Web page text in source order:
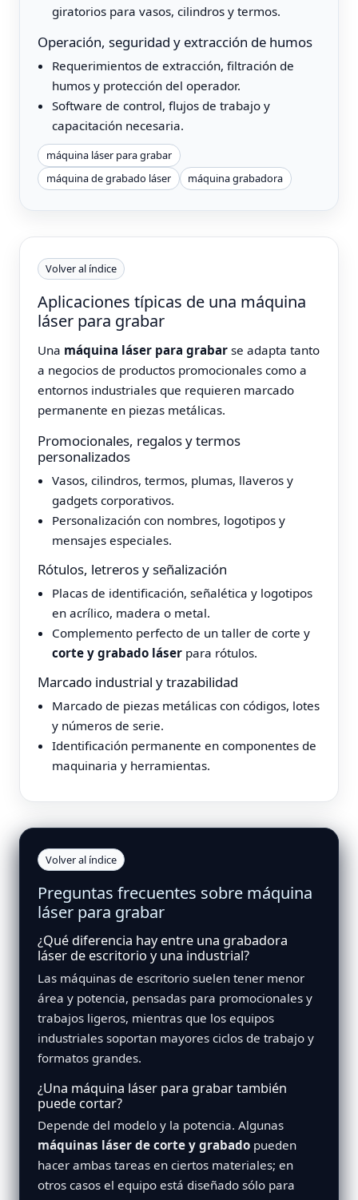
giratorios para vasos, cilindros y termos.
Operación, seguridad y extracción de humos
Requerimientos de extracción, filtración de
humos y protección del operador.
Software de control, flujos de trabajo y
capacitación necesaria.
máquina láser para grabar
máquina de grabado láser
máquina grabadora
Volver al índice
Aplicaciones típicas de una máquina
láser para grabar
Una máquina láser para grabar se adapta tanto
a negocios de productos promocionales como a
entornos industriales que requieren marcado
permanente en piezas metálicas.
Promocionales, regalos y termos
personalizados
Vasos, cilindros, termos, plumas, llaveros y
gadgets corporativos.
Personalización con nombres, logotipos y
mensajes especiales.
Rótulos, letreros y señalización
Placas de identificación, señalética y logotipos
en acrílico, madera o metal.
Complemento perfecto de un taller de corte y
corte y grabado láserpara rótulos.
Marcado industrial y trazabilidad
Marcado de piezas metálicas con códigos, lotes
y números de serie.
Identificación permanente en componentes de
maquinaria y herramientas.
Volver al índice
Preguntas frecuentes sobre máquina
láser para grabar
¿Qué diferencia hay entre una grabadora
láser de escritorio y una industrial?
Las máquinas de escritorio suelen tener menor
área y potencia, pensadas para promocionales y
trabajos ligeros, mientras que los equipos
industriales soportan mayores ciclos de trabajo y
formatos grandes.
¿Una máquina láser para grabar también
puede cortar?
Depende del modelo y la potencia. Algunas
máquinas láser de corte y grabado pueden
hacer ambas tareas en ciertos materiales; en
otros casos el equipo está diseñado sólo para